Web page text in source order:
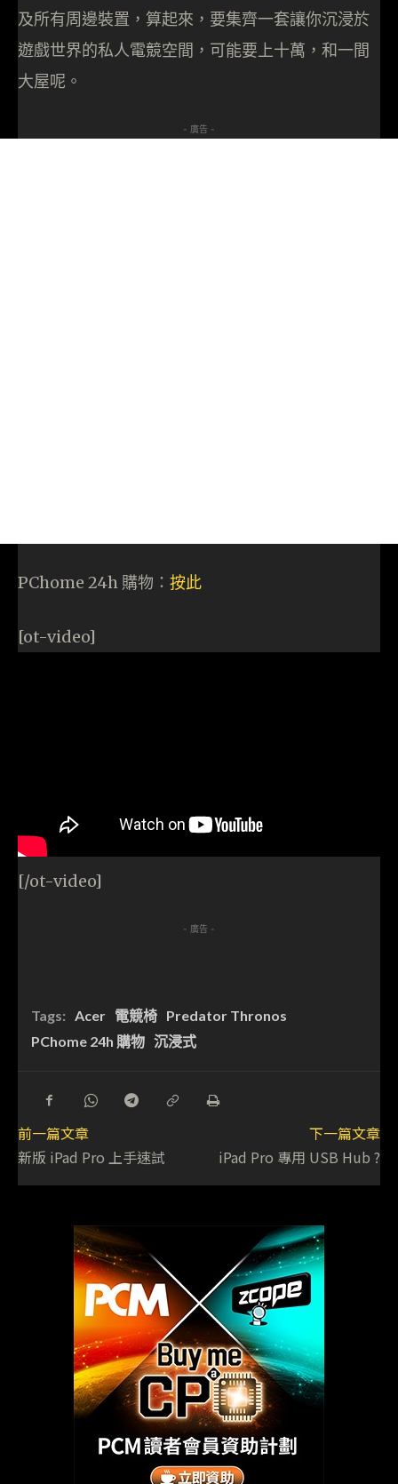
及所有周邊裝置，算起來，要集齊一套讓你沉浸於
遊戲世界的私人電競空間，可能要上十萬，和一間
大屋呢。
- 廣告 -
PChome 24h 購物： 按此
[ot-video]
[/ot-video]
- 廣告 -
Tags: Acer 電競椅 Predator Thronos
PChome 24h 購物 沉浸式
前一篇文章
新版 iPad Pro 上手速試
下一篇文章
iPad Pro 專用 USB Hub ?